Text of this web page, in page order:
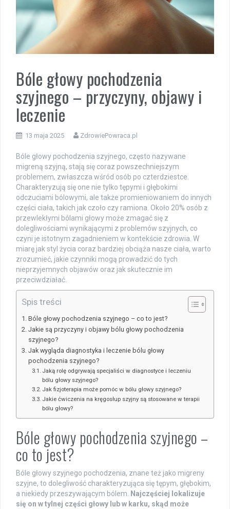
Bóle głowy pochodzenia
szyjnego – przyczyny, objawy i
leczenie
13 maja 2025 ZdrowiePowraca.pl
Bóle głowy pochodzenia szyjnego, często nazywane
migreną szyjną, stają się coraz powszechniejszym
problemem, zwłaszcza wśród osób po czterdziestce.
Charakteryzują się one nie tylko tępymi i głębokimi
odczuciami bólowymi, ale także promieniowaniem do innych
części ciała, takich jak czoło czy ramiona. Około 20% osób z
przewlekłymi bólami głowy może zmagać się z
dolegliwościami wynikającymi z problemów szyjnych, co
czyni je istotnym zagadnieniem w kontekście zdrowia. W
miarę jak styl życia coraz bardziej obciąża nasze ciała, warto
zrozumieć, jakie czynniki mogą prowadzić do tych
nieprzyjemnych objawów oraz jak skutecznie im
przeciwdziałać.
Spis treści
Bóle głowy pochodzenia szyjnego – co to jest?
Jakie są przyczyny i objawy bólu głowy pochodzenia
szyjnego?
Jak wygląda diagnostyka i leczenie bólu głowy
pochodzenia szyjnego?
Jaką rolę odgrywają specjaliści w diagnostyce i leczeniu
bólu głowy szyjnego?
Jak fizjoterapia może pomóc w bólu głowy szyjnego?
Jakie ćwiczenia na kręgosłup szyjny są stosowane w terapii
bólu głowy?
Bóle głowy pochodzenia szyjnego –
co to jest?
Bóle głowy szyjnego pochodzenia, znane też jako migreny
szyjne, to dolegliwość charakteryzująca się tępym, głębokim,
a niekiedy przeszywającym bólem. Najczęściej lokalizuje
się on w tylnej części głowy lub w karku, skąd może